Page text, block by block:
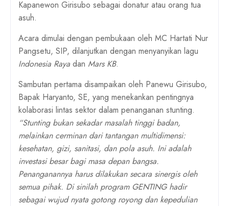
Kapanewon Girisubo sebagai donatur atau orang tua
asuh.
Acara dimulai dengan pembukaan oleh MC Hartati Nur
Pangsetu, SIP, dilanjutkan dengan menyanyikan lagu
Indonesia Raya dan Mars KB.
Sambutan pertama disampaikan oleh Panewu Girisubo,
Bapak Haryanto, SE, yang menekankan pentingnya
kolaborasi lintas sektor dalam penanganan stunting.
“Stunting bukan sekadar masalah tinggi badan,
melainkan cerminan dari tantangan multidimensi:
kesehatan, gizi, sanitasi, dan pola asuh. Ini adalah
investasi besar bagi masa depan bangsa.
Penanganannya harus dilakukan secara sinergis oleh
semua pihak. Di sinilah program GENTING hadir
sebagai wujud nyata gotong royong dan kepedulian